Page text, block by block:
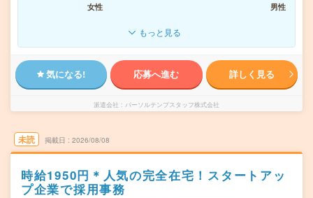
女性 男性
もっと見る
気になる! 応募へ進む 詳しく見る
派遣会社 パーソルテンプスタッフ株式会社
未読 掲載日 2026/08/08
時給1950円＊人気の完全在宅！スタートアッ
プ企業で採用事務